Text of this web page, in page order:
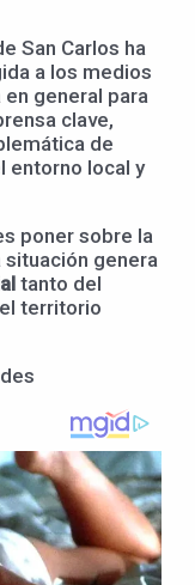
San Carlos ha
a los medios
general para
clave,
de
entorno local y
poner sobre la
genera
tanto del
territorio